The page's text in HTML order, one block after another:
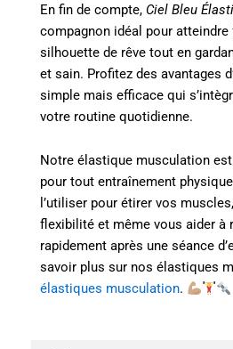
En fin de compte, Ciel Bleu
compagnon idéal pour
silhouette de rêve tout en
et sain. Profitez des avantages
simple mais efficace qui
votre routine quotidienne.
Notre élastique musculation
pour tout entraînement
l’utiliser pour étirer vos
flexibilité et même vous aider à
rapidement après une séance
savoir plus sur nos élastiques
élastiques musculation.